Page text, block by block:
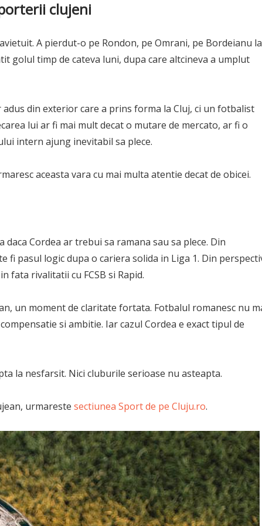
clujeni
A pierdut-o pe Rondon, pe Omrani, pe Bordeianu la
golul timp de cateva luni, dupa care altcineva a umplut
din exterior care a prins forma la Cluj, ci un fotbalist
lui ar fi mai mult decat o mutare de mercato, ar fi o
intern ajung inevitabil sa plece.
aceasta vara cu mai multa atentie decat de obicei.
Cordea ar trebui sa ramana sau sa plece. Din
pasul logic dupa o cariera solida in Liga 1. Din
fata rivalitatii cu FCSB si Rapid.
un moment de claritate fortata. Fotbalul romanesc nu
si ambitie. Iar cazul Cordea e exact tipul de
la nesfarsit. Nici cluburile serioase nu asteapta.
urmareste sectiunea Sport de pe Cluju.ro.